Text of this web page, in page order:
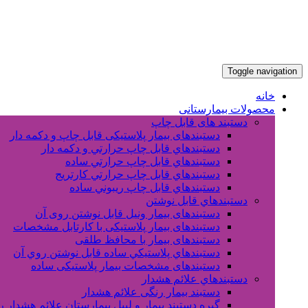
Toggle navigation
خانه
محصولات بیمارستانی
دستبند های قابل چاپ
دستبندهای بیمار پلاستیکی قابل چاپ و دکمه دار
دستبندهاي قابل چاپ حرارتي و دکمه دار
دستبندهاي قابل چاپ حرارتي ساده
دستبندهاي قابل چاپ حرارتي کارتريج
دستبندهاي قابل چاپ ريبوني ساده
دستبندهاي قابل نوشتن
دستبندهای بیمار ونیل قابل نوشتن روی آن
دستبندهای بیمار پلاستیکی با کارتابل مشخصات
دستبندهای بیمار با محافظ طلقی
دستبندهاي پلاستيکي ساده قابل نوشتن روي آن
دستبندهای مشخصات بیمار پلاستیکی ساده
دستبندهاي علائم هشدار
دستبند بیمار رنگی علائم هشدار
گیره دستبند بیمار و لیبل بیمارستان علائم هشدار